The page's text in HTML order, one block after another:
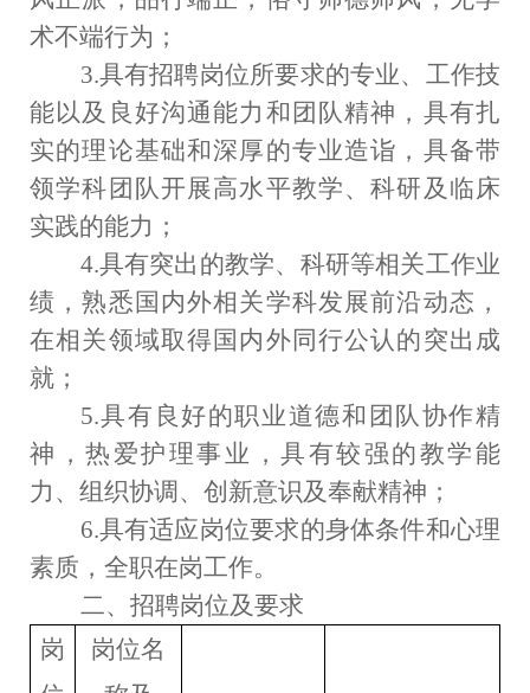
术不端行为；
3.具有招聘岗位所要求的专业、工作技
能以及良好沟通能力和团队精神，具有扎
实的理论基础和深厚的专业造诣，具备带
领学科团队开展高水平教学、科研及临床
实践的能力；
4.具有突出的教学、科研等相关工作业
绩，熟悉国内外相关学科发展前沿动态，
在相关领域取得国内外同行公认的突出成
就；
5.具有良好的职业道德和团队协作精
神，热爱护理事业，具有较强的教学能
力、组织协调、创新意识及奉献精神；
6.具有适应岗位要求的身体条件和心理
素质，全职在岗工作。
二、招聘岗位及要求
岗
岗位名